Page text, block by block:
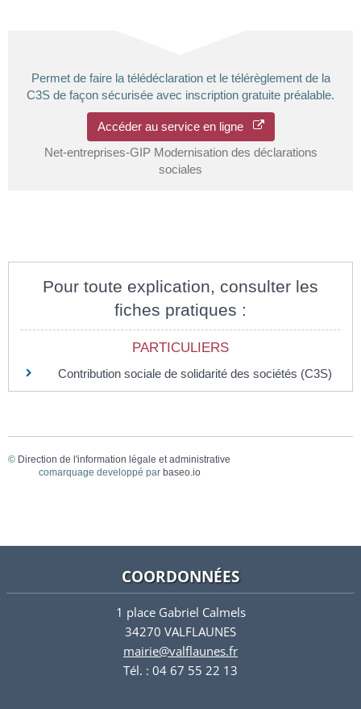
Permet de faire la télédéclaration et le télérèglement de la
C3S de façon sécurisée avec inscription gratuite préalable.
Accéder au service en ligne
Net-entreprises-GIP Modernisation des déclarations
sociales
Pour toute explication, consulter les
fiches pratiques :
PARTICULIERS
Contribution sociale de solidarité des sociétés (C3S)
© Direction de l'information légale et administrative
comarquage developpé par baseo.io
COORDONNÉES
1 place Gabriel Calmels
34270 VALFLAUNES
mairie@valflaunes.fr
Tél. : 04 67 55 22 13